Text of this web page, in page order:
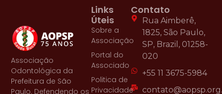
Associação
Odontológica da
Prefeitura de São
Paulo. Defendendo os
Links
Úteis
Sobre a
Associação
Portal do
Associado
Politica de
Privacidade
Contato
Rua Aimberê,
1825, São Paulo,
SP, Brazil, 01258-
020
+55 11 3675-5984